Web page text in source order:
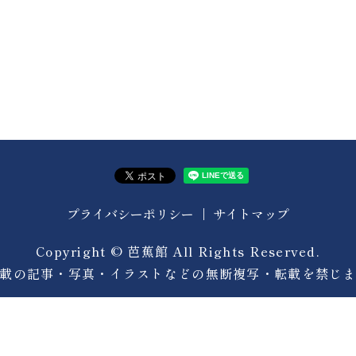
プライバシーポリシー
サイトマップ
Copyright © 芭蕉館 All Rights Reserved.
の記事・写真・イラストなどの無断複写・転載を禁じ